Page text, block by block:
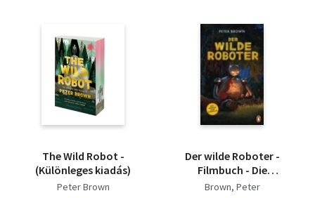
The Wild Robot -
(Különleges kiadás)
Peter Brown
Der wilde Roboter -
Filmbuch - Die
Romanvorlage zum
Brown, Peter